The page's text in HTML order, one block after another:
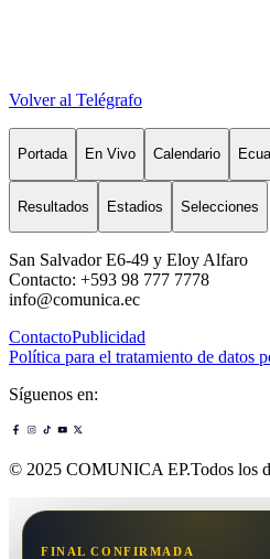
Volver al Telégrafo
Portada En Vivo Calendario
Resultados Estadios Selecciones
San Salvador E6-49 y Eloy Alfaro
Contacto: +593 98 777 7778
info@comunica.ec
ContactoPublicidad
Política para el tratamiento de datos
Síguenos en:
© 2025 COMUNICA EP.Todos los
FINAL CONFIRMADA